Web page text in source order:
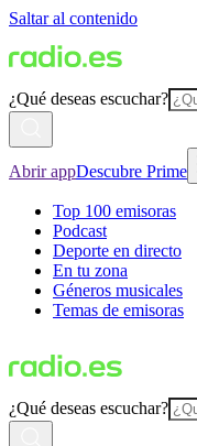
Saltar al contenido
¿Qué deseas escuchar?
Abrir appDescubre Prime
Top 100 emisoras
Podcast
Deporte en directo
En tu zona
Géneros musicales
Temas de emisoras
¿Qué deseas escuchar?